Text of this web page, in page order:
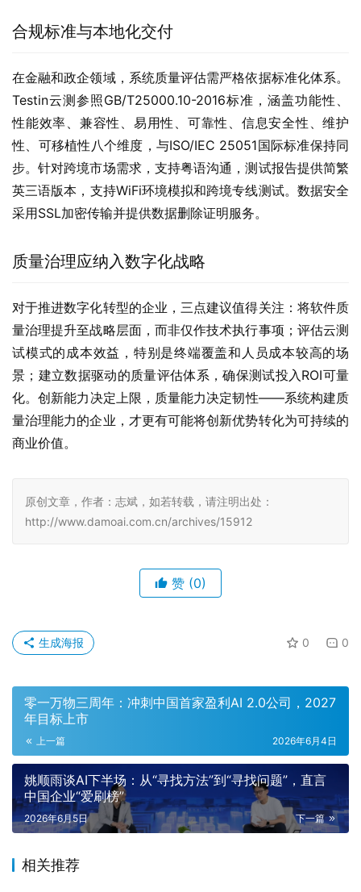
合规标准与本地化交付
在金融和政企领域，系统质量评估需严格依据标准化体系。
Testin云测参照GB/T25000.10-2016标准，涵盖功能性、
性能效率、兼容性、易用性、可靠性、信息安全性、维护
性、可移植性八个维度，与ISO/IEC 25051国际标准保持同
步。针对跨境市场需求，支持粤语沟通，测试报告提供简繁
英三语版本，支持WiFi环境模拟和跨境专线测试。数据安全
采用SSL加密传输并提供数据删除证明服务。
质量治理应纳入数字化战略
对于推进数字化转型的企业，三点建议值得关注：将软件质
量治理提升至战略层面，而非仅作技术执行事项；评估云测
试模式的成本效益，特别是终端覆盖和人员成本较高的场
景；建立数据驱动的质量评估体系，确保测试投入ROI可量
化。创新能力决定上限，质量能力决定韧性——系统构建质
量治理能力的企业，才更有可能将创新优势转化为可持续的
商业价值。
原创文章，作者：志斌，如若转载，请注明出处：
http://www.damoai.com.cn/archives/15912
赞 (0)
0 0
生成海报
零一万物三周年：冲刺中国首家盈利AI 2.0公司，2027
年目标上市
上一篇 2026年6月4日
姚顺雨谈AI下半场：从“寻找方法”到“寻找问题”，直言
中国企业“爱刷榜”
下一篇
2026年6月5日
相关推荐